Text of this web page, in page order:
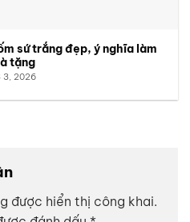
sứ trắng đẹp, ý nghĩa làm
tặng
3, 2026
được hiển thị công khai.